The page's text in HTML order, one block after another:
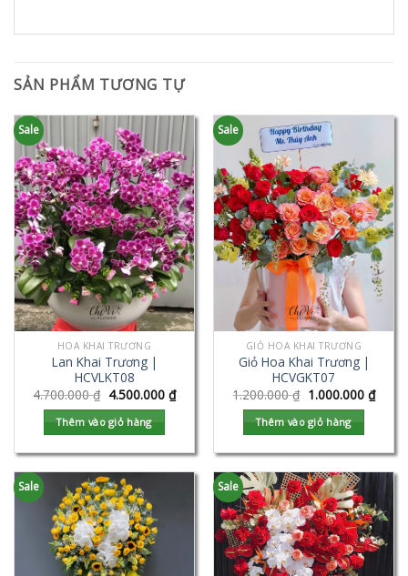
SẢN PHẨM TƯƠNG TỰ
Sale
HOA KHAI TRƯƠNG
Lan Khai Trương |
HCVLKT08
4.700.000₫ 4.500.000 ₫
Thêm vào giỏ hàng
Sale
GIỎ HOA KHAI TRƯƠNG
Giỏ Hoa Khai Trương |
HCVGKT07
1.200.000₫ 1.000.000 ₫
Thêm vào giỏ hàng
Sale Sale